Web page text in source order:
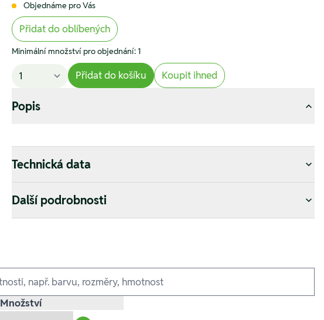
Objednáme pro Vás
Přidat do oblíbených
Minimální množství pro objednání: 1
Přidat do košíku Koupit ihned
Popis
Technická data
Další podrobnosti
Množství